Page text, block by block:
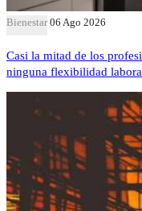
Bienestar 06 Ago 2026
Casi la mitad de los
ninguna flexibilidad